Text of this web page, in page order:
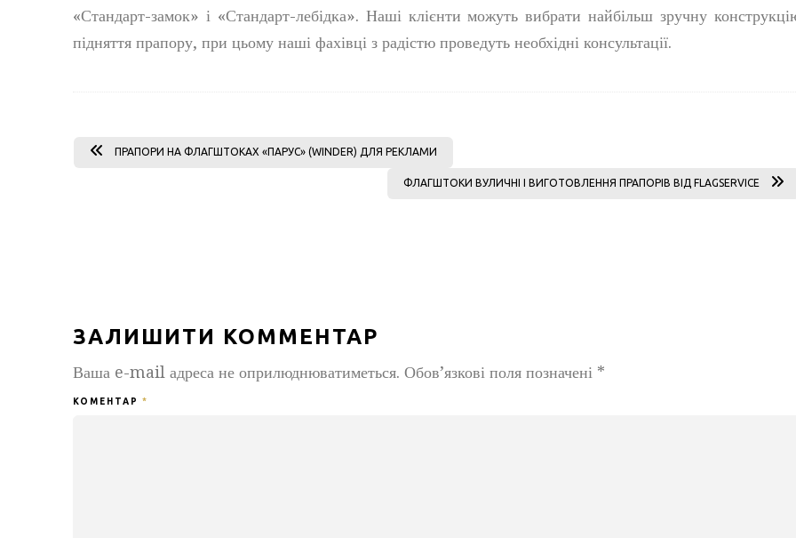
«Стандарт-замок» і «Стандарт-лебідка». Наші клієнти можуть вибрати найбільш зручну
підняття прапору, при цьому наші фахівці з радістю проведуть необхідні консультації.
ПРАПОРИ НА ФЛАГШТОКАХ «ПАРУС» (WINDER) ДЛЯ РЕКЛАМИ
ФЛАГШТОКИ ВУЛИЧНІ І ВИГОТОВЛЕННЯ ПРАПОРІВ ВІД FLAGSERVICE
ЗАЛИШИТИ КОММЕНТАР
Ваша e-mail адреса не оприлюднюватиметься. Обов’язкові поля позначені *
КОМЕНТАР *